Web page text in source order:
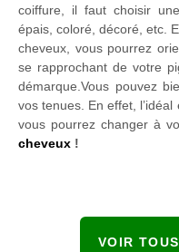
coiffure, il faut choisir
épais, coloré, décoré, etc.
cheveux, vous pourrez
se rapprochant de votre
démarque.Vous pouvez
vos tenues. En effet,
vous pourrez changer à
cheveux !
VOIR